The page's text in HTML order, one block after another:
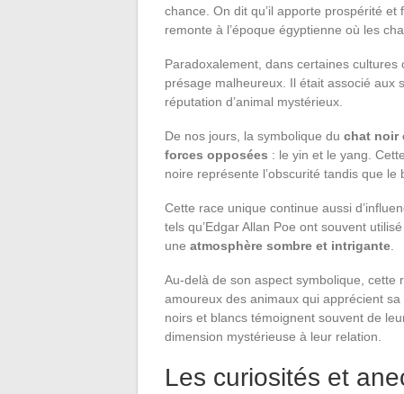
chance. On dit qu’il apporte prospérité
remonte à l’époque égyptienne où les
Paradoxalement, dans certaines
présage malheureux. Il était associé aux
réputation d’animal mystérieux.
De nos jours, la symbolique du chat noir
forces opposées : le yin et le yang.
noire représente l’obscurité tandis que le
Cette race unique continue aussi
tels qu’Edgar Allan Poe ont souvent
une atmosphère sombre et intrigante
Au-delà de son aspect symbolique, cette
amoureux des animaux qui apprécient sa
noirs et blancs témoignent souvent de
dimension mystérieuse à leur relation.
Les curiosités et